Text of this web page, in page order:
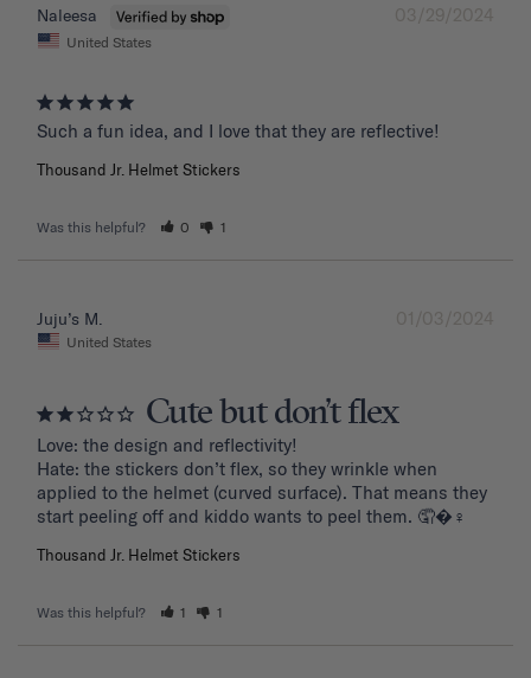
03/29/2024
Naleesa
United States
Such a fun idea, and I love that they are reflective!
Thousand Jr. Helmet Stickers
Was this helpful? 0 1
01/03/2024
Juju’s M.
United States
Cute but don’t flex
Love: the design and reflectivity!
Hate: the stickers don’t flex, so they wrinkle when
applied to the helmet (curved surface). That means they
start peeling off and kiddo wants to peel them. 🤦�‍♀️
Thousand Jr. Helmet Stickers
Was this helpful? 1 1